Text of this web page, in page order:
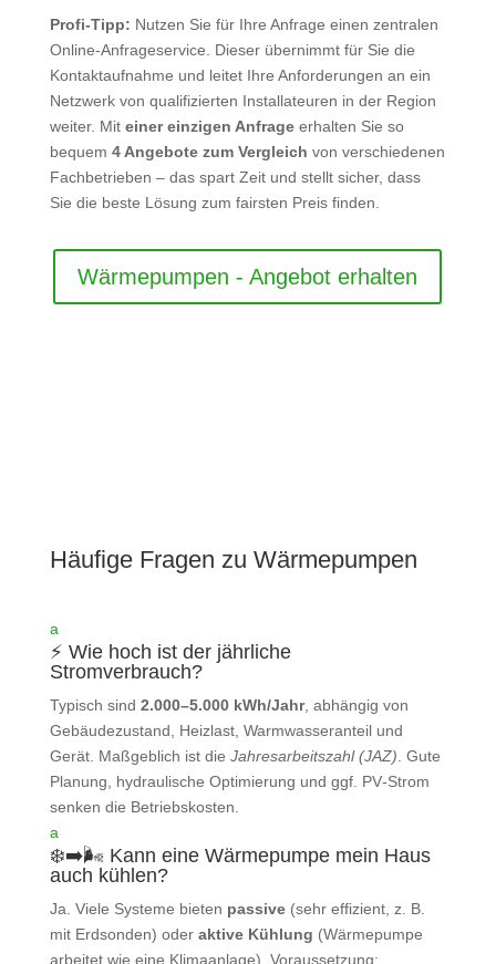
Profi-Tipp: Nutzen Sie für Ihre Anfrage einen zentralen
Online-Anfrageservice. Dieser übernimmt für Sie die
Kontaktaufnahme und leitet Ihre Anforderungen an ein
Netzwerk von qualifizierten Installateuren in der Region
weiter. Mit einer einzigen Anfrageerhalten Sie so
bequem 4 Angebote zum Vergleich von verschiedenen
Fachbetrieben – das spart Zeit und stellt sicher, dass
Sie die beste Lösung zum fairsten Preis finden.
Wärmepumpen - Angebot erhalten
Häufige Fragen zu Wärmepumpen
a
⚡ Wie hoch ist der jährliche
Stromverbrauch?
Typisch sind 2.000–5.000 kWh/Jahr, abhängig von
Gebäudezustand, Heizlast, Warmwasseranteil und
Gerät. Maßgeblich ist die Jahresarbeitszahl (JAZ). Gute
Planung, hydraulische Optimierung und ggf. PV‑Strom
senken die Betriebskosten.
a
❄️➡️🌬️ Kann eine Wärmepumpe mein Haus
auch kühlen?
Ja. Viele Systeme bieten passive(sehr effizient, z. B.
mit Erdsonden) oder aktive Kühlung (Wärmepumpe
arbeitet wie eine Klimaanlage). Voraussetzung: